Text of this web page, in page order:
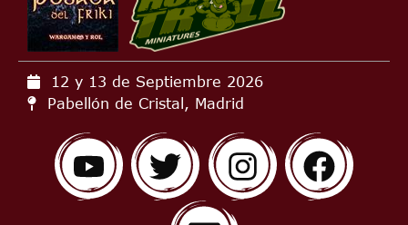
12 y 13 de Septiembre 2026
Pabellón de Cristal, Madrid